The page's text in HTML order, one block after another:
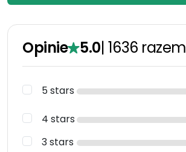
Opinie 5.0| 1636 razem
5 stars
4 stars
3 stars